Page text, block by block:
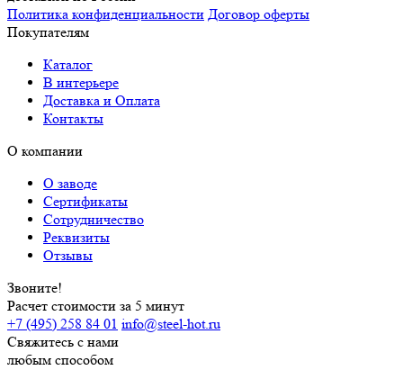
Политика конфиденциальности Договор оферты
Покупателям
Каталог
В интерьере
Доставка и Оплата
Контакты
О компании
О заводе
Сертификаты
Сотрудничество
Реквизиты
Отзывы
Звоните!
Расчет стоимости за 5 минут
+7 (495) 258 84 01 info@steel-hot.ru
Свяжитесь с нами
любым способом